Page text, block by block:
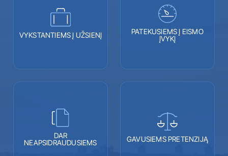
VYKSTANTIEMS Į UŽSIENĮ
PATEKUSIEMS Į EISMO
ĮVYKĮ
DAR
NEAPSIDRAUDUSIEMS
GAVUSIEMS PRETENZIJĄ